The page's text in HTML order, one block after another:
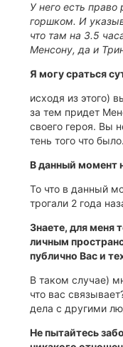
У него есть право
горшком. И
что там на 3.5
Менсону, да и
Я могу сраться
исходя из этого)
за тем придет
своего героя. Вы
тень того что
В данный момент
То что в данный
трогали 2 года
Знаете, для меня
личным
публично Вас и
В таком случае)
что вас
дела с другими
Не пытайтесь